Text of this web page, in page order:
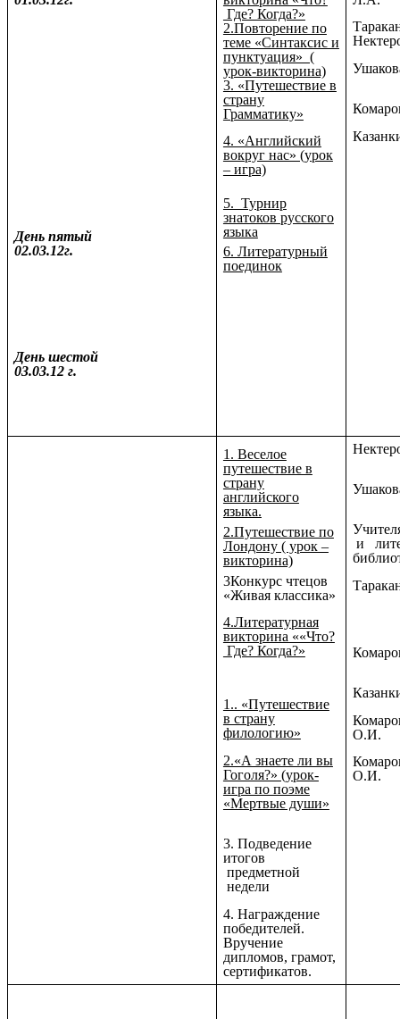
День пятый
02.03.12г.
День шестой
03.03.12 г.
Где? Когда?»
2.Повторение по
теме «Синтаксис и
пунктуация» (
урок-викторина)
3. «Путешествие в
страну
Грамматику»
4. «Английский
вокруг нас» (урок
– игра)
5. Турнир
знатоков русского
языка
6. Литературный
поединок
1. Веселое
путешествие в
страну
английского
языка.
2.Путешествие по
Лондону ( урок –
викторина)
3Конкурс чтецов
«Живая классика»
4.Литературная
викторина ««Что?
Где? Когда?»
1.. «Путешествие
в страну
филологию»
2.«А знаете ли вы
Гоголя?» (урок-
игра по поэме
«Мертвые души»
3. Подведение
итогов
предметной
недели
4. Награждение
победителей.
Вручение
дипломов, грамот,
сертификатов.
и
О.И.
О.И.